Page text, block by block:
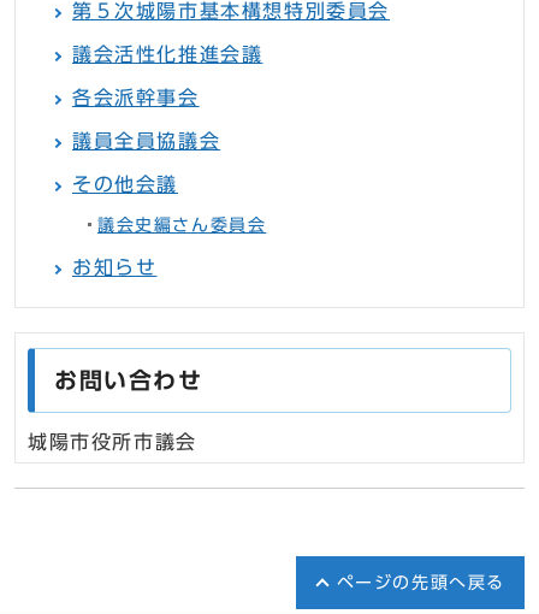
第５次城陽市基本構想特別委員会
議会活性化推進会議
各会派幹事会
議員全員協議会
その他会議
議会史編さん委員会
お知らせ
お問い合わせ
城陽市役所市議会
ページの先頭へ戻る